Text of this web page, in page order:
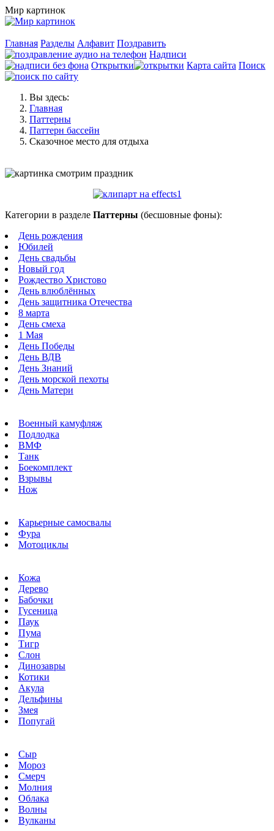
Мир картинок
Главная Разделы Алфавит Поздравить
Надписи
Открытки
Карта сайта Поиск
Вы здесь:
Главная
Паттерны
Паттерн бассейн
Сказочное место для отдыха
Категории в разделе Паттерны (бесшовные фоны):
День рождения
Юбилей
День свадьбы
Новый год
Рождество Христово
День влюблённых
День защитника Отечества
8 марта
День смеха
1 Мая
День Победы
День ВДВ
День Знаний
День морской пехоты
День Матери
Военный камуфляж
Подлодка
ВМФ
Танк
Боекомплект
Взрывы
Нож
Карьерные самосвалы
Фура
Мотоциклы
Кожа
Дерево
Бабочки
Гусеница
Паук
Пума
Тигр
Слон
Динозавры
Котики
Акула
Дельфины
Змея
Попугай
Сыр
Мороз
Смерч
Молния
Облака
Волны
Вулканы